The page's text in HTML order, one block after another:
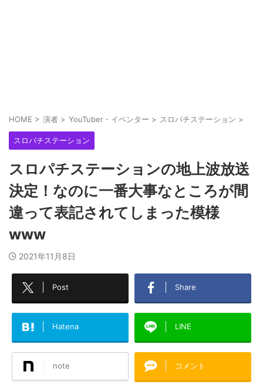
HOME > 演者 > YouTuber・イベンター > スロパチステーション >
スロパチステーション
スロパチステーションの地上波放送
決定！なのに一番大事なところが間
違って表記されてしまった模様
www
2021年11月8日
Post Share
Hatena LINE
note コメント